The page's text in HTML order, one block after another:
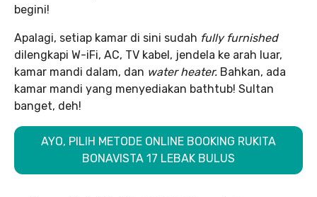
begini!
Apalagi, setiap kamar di sini sudah fully furnished
dilengkapi W-iFi, AC, TV kabel, jendela ke arah luar,
kamar mandi dalam, dan water heater. Bahkan, ada
kamar mandi yang menyediakan bathtub! Sultan
banget, deh!
AYO, PILIH METODE ONLINE BOOKING RUKITA
BONAVISTA 17 LEBAK BULUS